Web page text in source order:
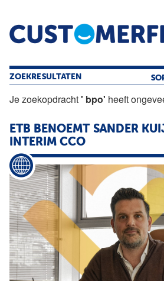
Home Opinie Archief
ZOEKRESULTATEN
Je zoekopdracht' bpo' heeft
ETB BENOEMT SANDER
INTERIM CCO